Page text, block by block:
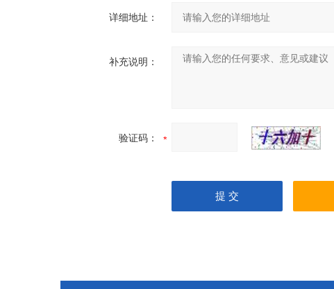
详细地址：
补充说明：
验证码：